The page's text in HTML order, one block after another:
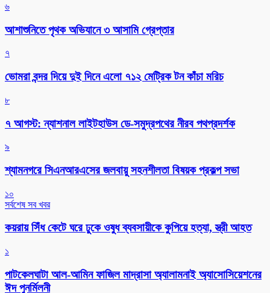
৬
আশাশুনিতে পৃথক অভিযানে ৩ আসামি গ্রেপ্তার
৭
ভোমরা বন্দর দিয়ে দুই দিনে এলো ৭১২ মেট্রিক টন কাঁচা মরিচ
৮
৭ আগস্ট: ন্যাশনাল লাইটহাউস ডে-সমুদ্রপথের নীরব পথপ্রদর্শক
৯
শ্যামনগরে সিএনআরএসের জলবায়ু সহনশীলতা বিষয়ক প্রকল্প সভা
১০
সর্বশেষ সব খবর
কয়রায় সিঁধ কেটে ঘরে ঢুকে ওষুধ ব্যবসায়ীকে কুপিয়ে হত্যা, স্ত্রী আহত
১
পাটকেলঘাটা আল-আমিন ফাজিল মাদ্রাসা অ্যালামনাই অ্যাসোসিয়েশনের
ঈদ পুনর্মিলনী